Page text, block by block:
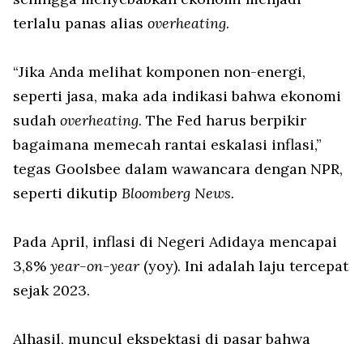
terlalu panas alias overheating.
“Jika Anda melihat komponen non-energi,
seperti jasa, maka ada indikasi bahwa ekonomi
sudah overheating. The Fed harus berpikir
bagaimana memecah rantai eskalasi inflasi,”
tegas Goolsbee dalam wawancara dengan NPR,
seperti dikutip Bloomberg News.
Pada April, inflasi di Negeri Adidaya mencapai
3,8% year-on-year (yoy). Ini adalah laju tercepat
sejak 2023.
Alhasil, muncul ekspektasi di pasar bahwa